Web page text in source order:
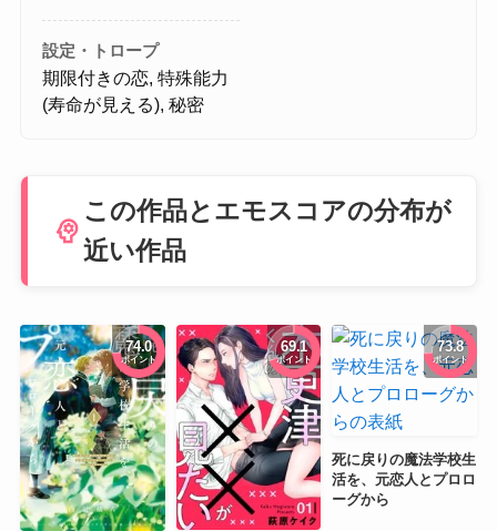
設定・トロープ
期限付きの恋, 特殊能力
(寿命が見える), 秘密
psychology
この作品とエモスコアの分布が
近い作品
74.0
ポイント
69.1
ポイント
73.8
ポイント
死に戻りの魔法学校生
活を、元恋人とプロロ
ーグから